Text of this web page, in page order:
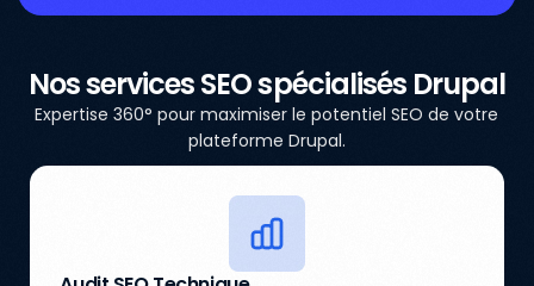
Nos services SEO spécialisés Drupal
Expertise 360° pour maximiser le potentiel SEO de votre
plateforme Drupal.